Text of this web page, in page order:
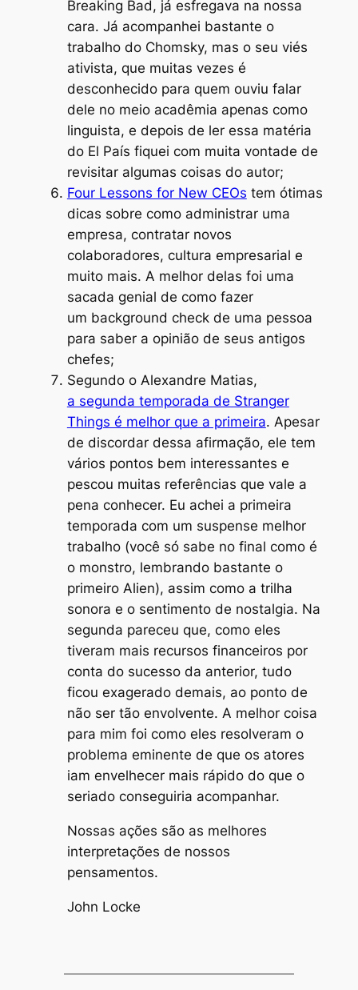
Breaking Bad, já esfregava na nossa
cara. Já acompanhei bastante o
trabalho do Chomsky, mas o seu viés
ativista, que muitas vezes é
desconhecido para quem ouviu falar
dele no meio acadêmia apenas como
linguista, e depois de ler essa matéria
do El País fiquei com muita vontade de
revisitar algumas coisas do autor;
Four Lessons for New CEOs tem ótimas
dicas sobre como administrar uma
empresa, contratar novos
colaboradores, cultura empresarial e
muito mais. A melhor delas foi uma
sacada genial de como fazer
um background checkde uma pessoa
para saber a opinião de seus antigos
chefes;
Segundo o Alexandre Matias,
a segunda temporada de Stranger
Things é melhor que a primeira. Apesar
de discordar dessa afirmação, ele tem
vários pontos bem interessantes e
pescou muitas referências que vale a
pena conhecer. Eu achei a primeira
temporada com um suspense melhor
trabalho (você só sabe no final como é
o monstro, lembrando bastante o
primeiro Alien), assim como a trilha
sonora e o sentimento de nostalgia. Na
segunda pareceu que, como eles
tiveram mais recursos financeiros por
conta do sucesso da anterior, tudo
ficou exagerado demais, ao ponto de
não ser tão envolvente. A melhor coisa
para mim foi como eles resolveram o
problema eminente de que os atores
iam envelhecer mais rápido do que o
seriado conseguiria acompanhar.
Nossas ações são as melhores
interpretações de nossos
pensamentos.
John Locke